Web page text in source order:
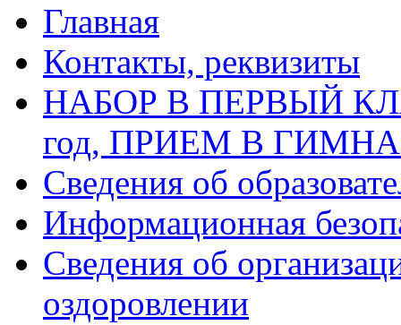
Главная
Контакты, реквизиты
НАБОР В ПЕРВЫЙ
год, ПРИЕМ В
Сведения об
Информационная
Сведения об
оздоровлении